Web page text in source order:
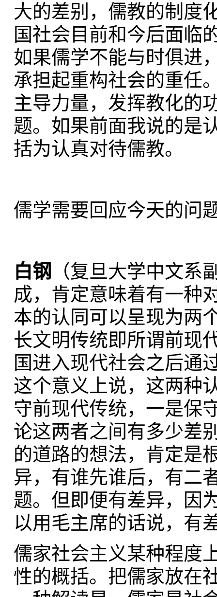
大的差别，儒教的制度
国社会目前和今后面临
如果儒学不能与时俱进
承担起重构社会的重任
主导力量，发挥教化的
题。如果前面我说的是
括为认真对待儒教。
儒学需要回应今天的问
白钢
（复旦大学中文系
成，肯定意味着有一种
本的认同可以呈现为两
长文明传统即所谓前现
国进入现代社会之后通
这个意义上说，这两种
守前现代传统，一是保
论这两者之间有多少差
的道路的想法，肯定是
异，有谁先谁后，有二
题。但即便有差异，因
以用毛主席的话说，有
儒家社会主义某种程度
性的概括。把儒家放在